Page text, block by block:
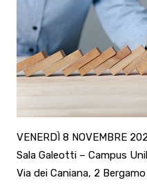
VENERDÌ 8 NOVEMBRE
Sala Galeotti – Campus
Via dei Caniana, 2 Bergamo